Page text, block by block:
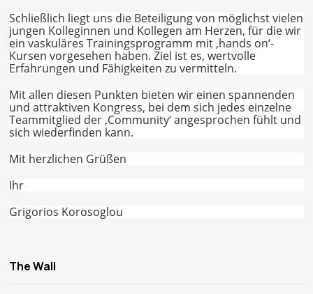
Schließlich liegt uns die Beteiligung von möglichst vielen
jungen Kolleginnen und Kollegen am Herzen, für die wir
ein vaskuläres Trainingsprogramm mit ‚hands on‘-
Kursen vorgesehen haben. Ziel ist es, wertvolle
Erfahrungen und Fähigkeiten zu vermitteln.
Mit allen diesen Punkten bieten wir einen spannenden
und attraktiven Kongress, bei dem sich jedes einzelne
Teammitglied der ‚Community‘ angesprochen fühlt und
sich wiederfinden kann.
Mit herzlichen Grüßen
Ihr
Grigorios Korosoglou
The Wall